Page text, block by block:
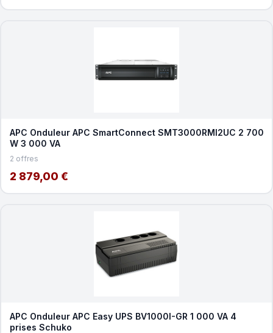
APC Onduleur APC SmartConnect SMT3000RMI2UC 2 700
W 3 000 VA
2 offres
2 879,00 €
APC Onduleur APC Easy UPS BV1000I-GR 1 000 VA 4
prises Schuko